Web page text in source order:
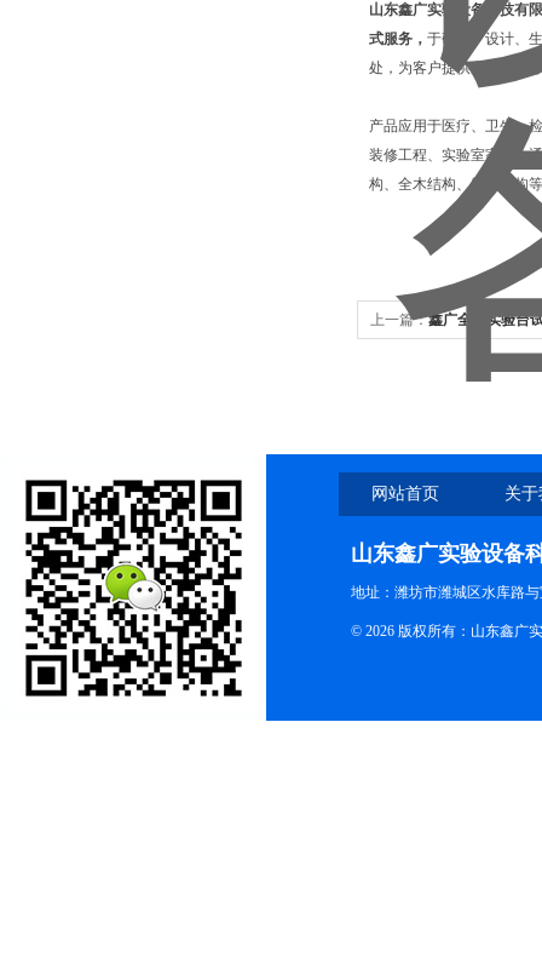
山东鑫广实验设备科技有
式服务， 于研发、设计、
处，为客户提供产品和服
产品应用于医疗、卫生、
装修工程、实验室家具、
构、全木结构、钢木结构
上一篇：鑫广全钢实验台
网站首页 关
山东鑫广实验设备
地址：潍坊市潍城区水库路
© 2026 版权所有：山东鑫广